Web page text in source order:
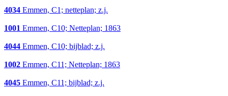
4034 Emmen, C1; netteplan; z.j.
1001 Emmen, C10; Netteplan; 1863
4044 Emmen, C10; bijblad; z.j.
1002 Emmen, C11; Netteplan; 1863
4045 Emmen, C11; bijblad; z.j.